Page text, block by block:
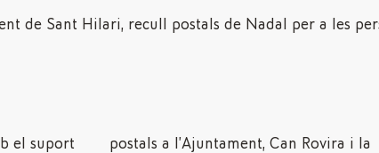
de Sant Hilari, recull postals de Nadal per a les
el suport
postals a l’Ajuntament, Can Rovira i la